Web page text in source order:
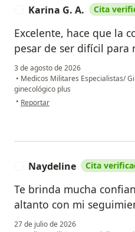
Karina G. A. Cita
Excelente, hace que la
pesar de ser difícil para
3 de agosto de 2026
• Medicos Militares Especialistas/
ginecológico plus
• en opinión del usuario Karina G. A.
Reportar
Naydeline Cita
Te brinda mucha
altanto con mi
27 de julio de 2026